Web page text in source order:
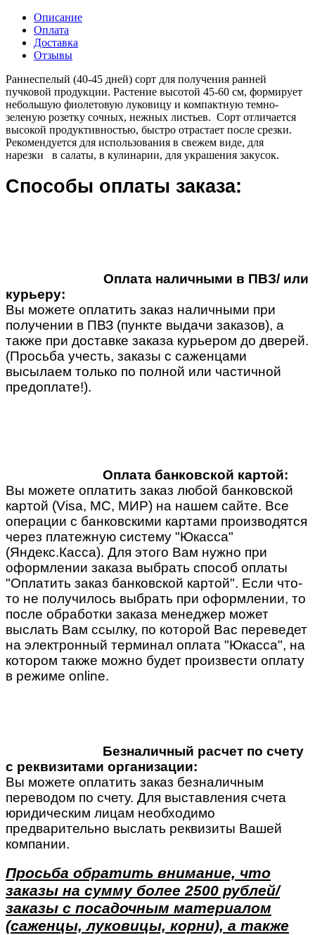
Описание
Оплата
Доставка
Отзывы
Раннеспелый (40-45 дней) сорт для получения ранней
пучковой продукции. Растение высотой 45-60 см, формирует
небольшую фиолетовую луковицу и компактную темно-
зеленую розетку сочных, нежных листьев. Сорт отличается
высокой продуктивностью, быстро отрастает после срезки.
Рекомендуется для использования в свежем виде, для
нарезки в салаты, в кулинарии, для украшения закусок.
Способы оплаты заказа:
Оплата наличными в ПВЗ/ или
курьеру:
Вы можете оплатить заказ наличными при
получении в ПВЗ (пункте выдачи заказов), а
также при доставке заказа курьером до дверей.
(Просьба учесть, заказы с саженцами
высылаем только по полной или частичной
предоплате!).
Оплата банковской картой:
Вы можете оплатить заказ любой банковской
картой (Visa, MC, МИР) на нашем сайте. Все
операции с банковскими картами производятся
через платежную систему "Юкасса"
(Яндекс.Касса). Для этого Вам нужно при
оформлении заказа выбрать способ оплаты
"Оплатить заказ банковской картой". Если что-
то не получилось выбрать при оформлении, то
после обработки заказа менеджер может
выслать Вам ссылку, по которой Вас переведет
на электронный терминал оплата "Юкасса", на
котором также можно будет произвести оплату
в режиме online.
Безналичный расчет по счету
с реквизитами организации:
Вы можете оплатить заказ безналичным
переводом по счету. Для выставления счета
юридическим лицам необходимо
предварительно выслать реквизиты Вашей
компании.
Просьба обратить внимание, что
заказы на сумму более 2500 рублей/
заказы с посадочным материалом
(саженцы, луковицы, корни), а также